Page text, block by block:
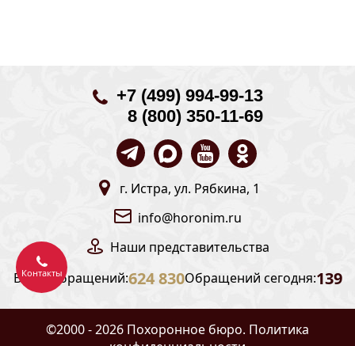
+7 (499) 994-99-13
8 (800) 350-11-69
г. Истра, ул. Рябкина, 1
info@horonim.ru
Наши представительства
Всего обращений:624 830Обращений сегодня:139
©2000 - 2026 Похоронное бюро. Политика
Контакты